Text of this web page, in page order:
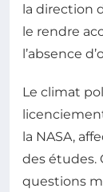
la direction
le rendre
l’absence
Le climat
la NASA,
des études.
questions